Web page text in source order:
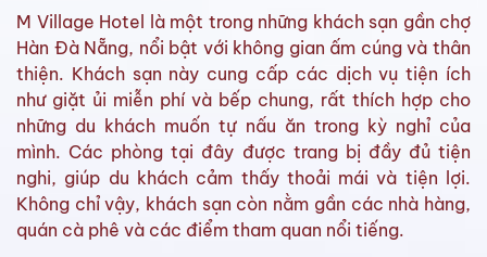
M Village Hotel là một trong những khách sạn gần chợ
Hàn Đà Nẵng, nổi bật với không gian ấm cúng và thân
thiện. Khách sạn này cung cấp các dịch vụ tiện ích
như giặt ủi miễn phí và bếp chung, rất thích hợp cho
những du khách muốn tự nấu ăn trong kỳ nghỉ của
mình. Các phòng tại đây được trang bị đầy đủ tiện
nghi, giúp du khách cảm thấy thoải mái và tiện lợi.
Không chỉ vậy, khách sạn còn nằm gần các nhà hàng,
quán cà phê và các điểm tham quan nổi tiếng.